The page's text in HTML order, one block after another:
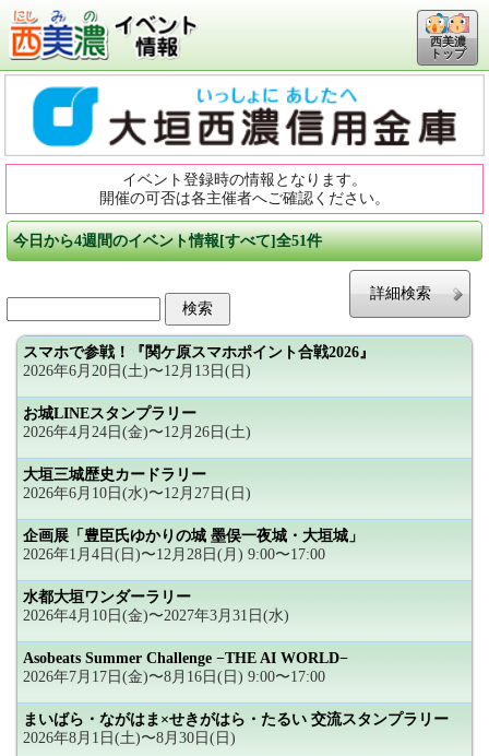
西美濃
トップ
イベント登録時の情報となります。
開催の可否は各主催者へご確認ください。
今日から4週間のイベント情報[すべて]全51件
詳細検索
スマホで参戦！『関ケ原スマホポイント合戦2026』
2026年6月20日(土)〜12月13日(日)
お城LINEスタンプラリー
2026年4月24日(金)〜12月26日(土)
大垣三城歴史カードラリー
2026年6月10日(水)〜12月27日(日)
企画展「豊臣氏ゆかりの城 墨俣一夜城・大垣城」
2026年1月4日(日)〜12月28日(月) 9:00〜17:00
水都大垣ワンダーラリー
2026年4月10日(金)〜2027年3月31日(水)
Asobeats Summer Challenge −THE AI WORLD−
2026年7月17日(金)〜8月16日(日) 9:00〜17:00
まいばら・ながはま×せきがはら・たるい 交流スタンプラリー
2026年8月1日(土)〜8月30日(日)